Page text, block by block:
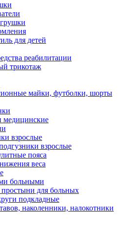
для детей
реабилитации
трикотаж
майки, футболки, шорты
медицинские
взрослые
взрослые
пояса
веса
больными
для больных
подкладные
наколенники, налокотники